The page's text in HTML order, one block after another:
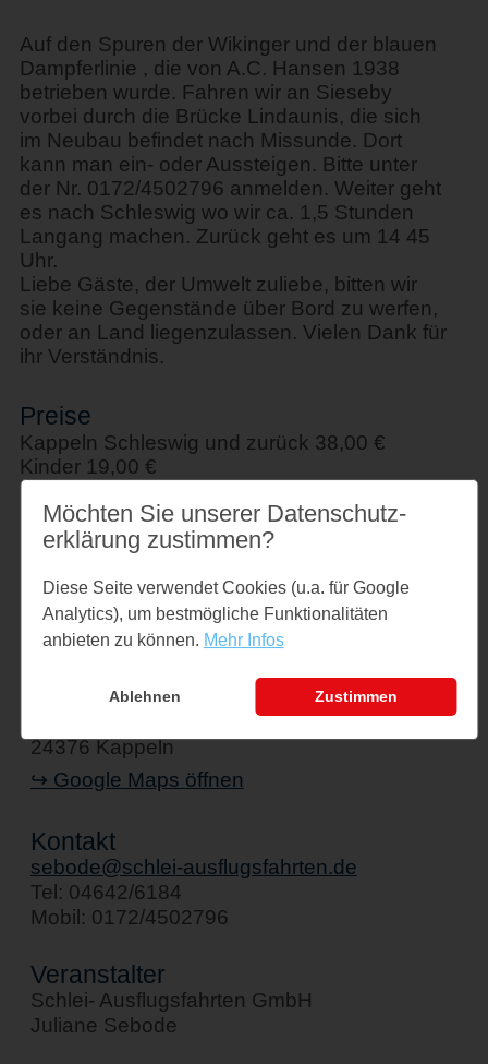
Auf den Spuren der Wikinger und der blauen
Dampferlinie , die von A.C. Hansen 1938
betrieben wurde. Fahren wir an Sieseby
vorbei durch die Brücke Lindaunis, die sich
im Neubau befindet nach Missunde. Dort
kann man ein- oder Aussteigen. Bitte unter
der Nr. 0172/4502796 anmelden. Weiter geht
es nach Schleswig wo wir ca. 1,5 Stunden
Langang machen. Zurück geht es um 14 45
Uhr.
Liebe Gäste, der Umwelt zuliebe, bitten wir
sie keine Gegenstände über Bord zu werfen,
oder an Land liegenzulassen. Vielen Dank für
ihr Verständnis.
Preise
Kappeln Schleswig und zurück 38,00 €
Kinder 19,00 €
Familienkarte 95,00 € Single Familienkarte
57,00 €
Einfache Fahrt 25,00 €
Veranstaltungsort
24376 Kappeln
↪ Google Maps öffnen
Kontakt
sebode@schlei-ausflugsfahrten.de
Tel: 04642/6184
Mobil: 0172/4502796
Veranstalter
Schlei- Ausflugsfahrten GmbH
Juliane Sebode
Möchten Sie unserer Datenschutz­
erklärung zustimmen?
Diese Seite verwendet Cookies (u.a. für Google
Analytics), um bestmögliche Funktionalitäten
anbieten zu können. Mehr Infos
Ablehnen Zustimmen